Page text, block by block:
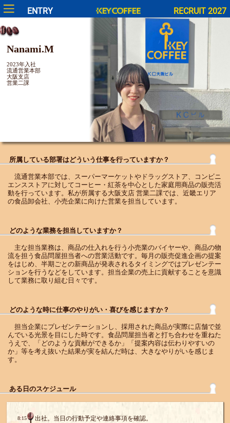
ENTRY RECRUIT 2027
Nanami.M
2023年入社
流通営業本部
大阪支店
営業二課
所属している部署はどういう仕事を行っていますか？
流通営業本部では、スーパーマーケットやドラッグストア、コンビニ
エンスストアに対してコーヒー・紅茶を中心とした家庭用商品の販売活
動を行っています。私が所属する大阪支店 営業二課では、近畿エリア
の食品卸会社、小売企業に向けた営業を担当しています。
どのような業務を担当していますか？
主な担当業務は、商品の仕入れを行う小売業のバイヤーや、商品の物
流を担う食品問屋担当者への営業活動です。毎月の販売促進企画の提案
をはじめ、半期ごとの新商品が発表されるタイミングではプレゼンテー
ションを行うなどをしています。担当企業の売上に貢献することを意識
して業務に取り組む日々です。
どのような時に仕事のやりがい・喜びを感じますか？
担当企業にプレゼンテーションし、採用された商品が実際に店舗で並
んでいる光景を目にした時です。食品問屋担当者と打ち合わせを重ねた
うえで、「どのような貢献ができるか」「提案内容は伝わりやすいの
か」等を考え抜いた結果が実を結んだ時は、大きなやりがいを感じま
す。
ある日のスケジュール
8:15 出社。当日の行動予定や連絡事項を確認。